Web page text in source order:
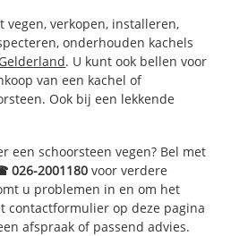
vegen, verkopen, installeren,
onderhouden kachels
. U kunt ook bellen voor
van een kachel of
Ook bij een lekkende
een schoorsteen vegen? Bel met
026-2001180 voor verdere
u problemen in en om het
contactformulier op deze pagina
afspraak of passend advies.